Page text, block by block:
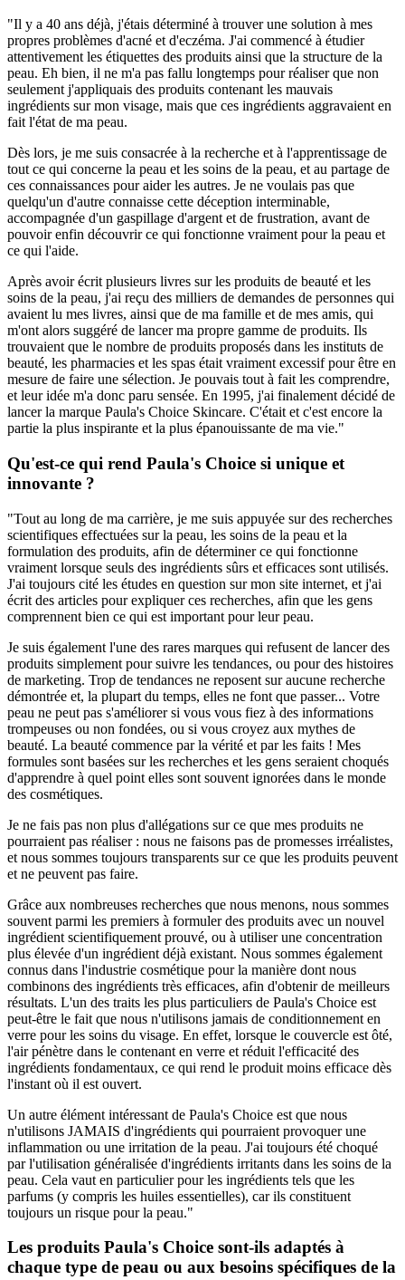
"Il y a 40 ans déjà, j'étais déterminé à trouver une solution à mes
propres problèmes d'acné et d'eczéma. J'ai commencé à étudier
attentivement les étiquettes des produits ainsi que la structure de la
peau. Eh bien, il ne m'a pas fallu longtemps pour réaliser que non
seulement j'appliquais des produits contenant les mauvais
ingrédients sur mon visage, mais que ces ingrédients aggravaient en
fait l'état de ma peau.
Dès lors, je me suis consacrée à la recherche et à l'apprentissage de
tout ce qui concerne la peau et les soins de la peau, et au partage de
ces connaissances pour aider les autres. Je ne voulais pas que
quelqu'un d'autre connaisse cette déception interminable,
accompagnée d'un gaspillage d'argent et de frustration, avant de
pouvoir enfin découvrir ce qui fonctionne vraiment pour la peau et
ce qui l'aide.
Après avoir écrit plusieurs livres sur les produits de beauté et les
soins de la peau, j'ai reçu des milliers de demandes de personnes qui
avaient lu mes livres, ainsi que de ma famille et de mes amis, qui
m'ont alors suggéré de lancer ma propre gamme de produits. Ils
trouvaient que le nombre de produits proposés dans les instituts de
beauté, les pharmacies et les spas était vraiment excessif pour être en
mesure de faire une sélection. Je pouvais tout à fait les comprendre,
et leur idée m'a donc paru sensée. En 1995, j'ai finalement décidé de
lancer la marque Paula's Choice Skincare. C'était et c'est encore la
partie la plus inspirante et la plus épanouissante de ma vie."
Qu'est-ce qui rend Paula's Choice si unique et
innovante ?
"Tout au long de ma carrière, je me suis appuyée sur des recherches
scientifiques effectuées sur la peau, les soins de la peau et la
formulation des produits, afin de déterminer ce qui fonctionne
vraiment lorsque seuls des ingrédients sûrs et efficaces sont utilisés.
J'ai toujours cité les études en question sur mon site internet, et j'ai
écrit des articles pour expliquer ces recherches, afin que les gens
comprennent bien ce qui est important pour leur peau.
Je suis également l'une des rares marques qui refusent de lancer des
produits simplement pour suivre les tendances, ou pour des histoires
de marketing. Trop de tendances ne reposent sur aucune recherche
démontrée et, la plupart du temps, elles ne font que passer... Votre
peau ne peut pas s'améliorer si vous vous fiez à des informations
trompeuses ou non fondées, ou si vous croyez aux mythes de
beauté. La beauté commence par la vérité et par les faits ! Mes
formules sont basées sur les recherches et les gens seraient choqués
d'apprendre à quel point elles sont souvent ignorées dans le monde
des cosmétiques.
Je ne fais pas non plus d'allégations sur ce que mes produits ne
pourraient pas réaliser : nous ne faisons pas de promesses irréalistes,
et nous sommes toujours transparents sur ce que les produits peuvent
et ne peuvent pas faire.
Grâce aux nombreuses recherches que nous menons, nous sommes
souvent parmi les premiers à formuler des produits avec un nouvel
ingrédient scientifiquement prouvé, ou à utiliser une concentration
plus élevée d'un ingrédient déjà existant. Nous sommes également
connus dans l'industrie cosmétique pour la manière dont nous
combinons des ingrédients très efficaces, afin d'obtenir de meilleurs
résultats. L'un des traits les plus particuliers de Paula's Choice est
peut-être le fait que nous n'utilisons jamais de conditionnement en
verre pour les soins du visage. En effet, lorsque le couvercle est ôté,
l'air pénètre dans le contenant en verre et réduit l'efficacité des
ingrédients fondamentaux, ce qui rend le produit moins efficace dès
l'instant où il est ouvert.
Un autre élément intéressant de Paula's Choice est que nous
n'utilisons JAMAIS d'ingrédients qui pourraient provoquer une
inflammation ou une irritation de la peau. J'ai toujours été choqué
par l'utilisation généralisée d'ingrédients irritants dans les soins de la
peau. Cela vaut en particulier pour les ingrédients tels que les
parfums (y compris les huiles essentielles), car ils constituent
toujours un risque pour la peau."
Les produits Paula's Choice sont-ils adaptés à
chaque type de peau ou aux besoins spécifiques de la